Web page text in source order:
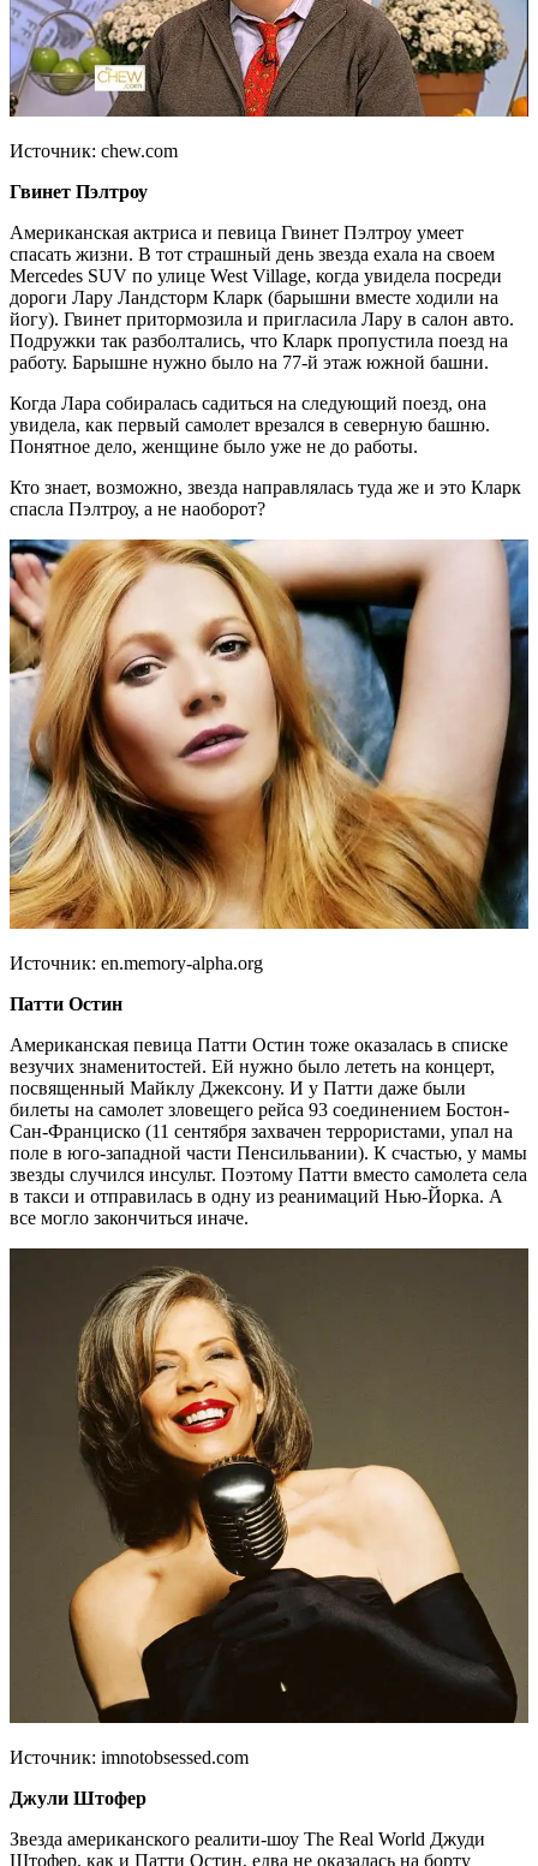
Источник: chew.com
Гвинет Пэлтроу
Американская актриса и певица Гвинет Пэлтроу умеет
спасать жизни. В тот страшный день звезда ехала на своем
Mercedes SUV по улице West Village, когда увидела посреди
дороги Лару Ландсторм Кларк (барышни вместе ходили на
йогу). Гвинет притормозила и пригласила Лару в салон авто.
Подружки так разболтались, что Кларк пропустила поезд на
работу. Барышне нужно было на 77-й этаж южной башни.
Когда Лара собиралась садиться на следующий поезд, она
увидела, как первый самолет врезался в северную башню.
Понятное дело, женщине было уже не до работы.
Кто знает, возможно, звезда направлялась туда же и это Кларк
спасла Пэлтроу, а не наоборот?
Источник: en.memory-alpha.org
Патти Остин
Американская певица Патти Остин тоже оказалась в списке
везучих знаменитостей. Ей нужно было лететь на концерт,
посвященный Майклу Джексону. И у Патти даже были
билеты на самолет зловещего рейса 93 соединением Бостон-
Сан-Франциско (11 сентября захвачен террористами, упал на
поле в юго-западной части Пенсильвании). К счастью, у мамы
звезды случился инсульт. Поэтому Патти вместо самолета села
в такси и отправилась в одну из реанимаций Нью-Йорка. А
все могло закончиться иначе.
Источник: imnotobsessed.com
Джули Штофер
Звезда американского реалити-шоу The Real World Джуди
Штофер, как и Патти Остин, едва не оказалась на борту